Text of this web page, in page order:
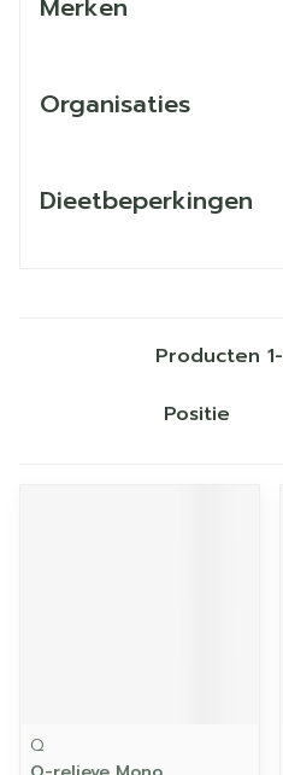
Merken
Organisaties
Dieetbeperkingen
Producten 1-
Sorteer op:
Q